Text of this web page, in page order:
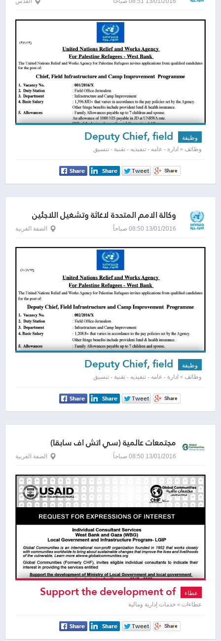
وظيفة Deputy Chief, field
Infrastructure and Camp
وظائف » ادارة - عامه - تنفيذيه - تقنية - تنسيق
وكالة الامم المتحدة لاغاثة وتشغيل اللاجئين
الفلسطينيين - الاونروا
13/01/2016 08:50 صباحاً الضفة الغربية
وظيفة Deputy Chief, field
Infrastructure and Camp
وظائف » ادارة - عامه - تنفيذيه - تقنية - تنسيق
مجتمعات عالمية (سي اتش اف سابقا)
13/01/2016 08:50 صباحاً الضفة الغربية
عطاء Support the development of
Ministry of Local Government
عطاءات » خدمات إدارية ومالية